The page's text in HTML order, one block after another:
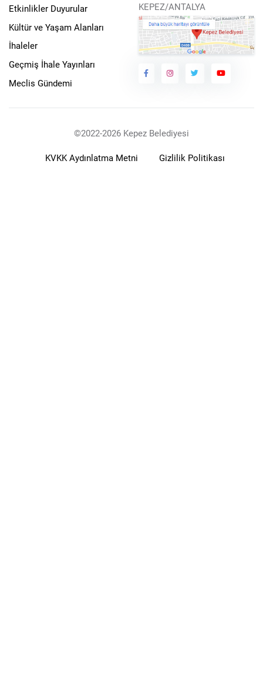
Etkinlikler Duyurular
Kültür ve Yaşam Alanları
İhaleler
Geçmiş İhale Yayınları
Meclis Gündemi
KEPEZ/ANTALYA
©2022-2026 Kepez Belediyesi
KVKK Aydınlatma Metni Gizlilik Politikası